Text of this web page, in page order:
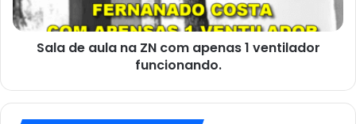
1
ventilador
funcionando.
Sala de aula na ZN com apenas 1 ventilador
funcionando.